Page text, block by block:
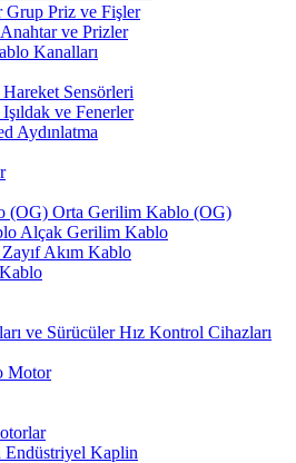
Grup Priz ve Fişler
Anahtar ve Prizler
Kanalları
Hareket Sensörleri
Işıldak ve Fenerler
Aydınlatma
Orta Gerilim Kablo (OG)
Alçak Gerilim Kablo
Zayıf Akım Kablo
Hız Kontrol Cihazları
Motor
Endüstriyel Kaplin